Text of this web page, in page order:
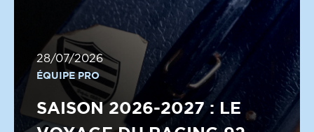
28/07/2026
ÉQUIPE PRO
SAISON 2026-2027 : LE